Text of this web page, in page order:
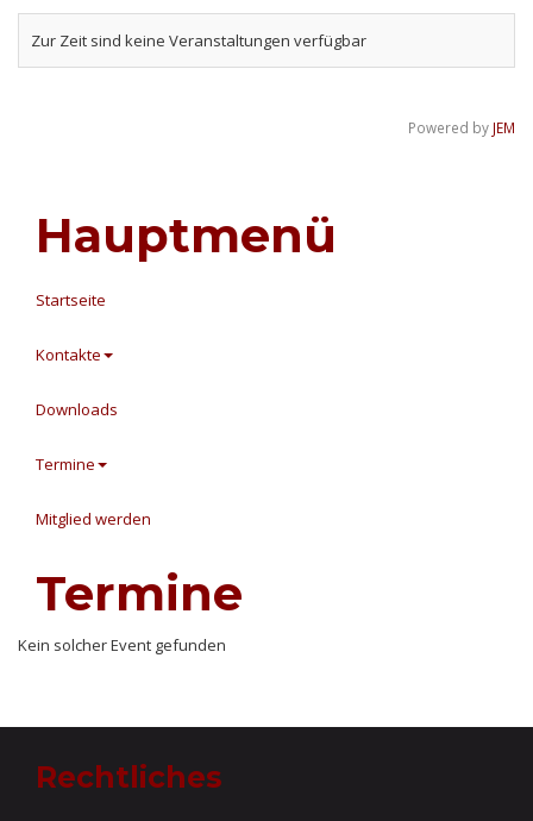
Zur Zeit sind keine Veranstaltungen verfügbar
Powered by JEM
Hauptmenü
Startseite
Kontakte
Downloads
Termine
Mitglied werden
Termine
Kein solcher Event gefunden
Rechtliches